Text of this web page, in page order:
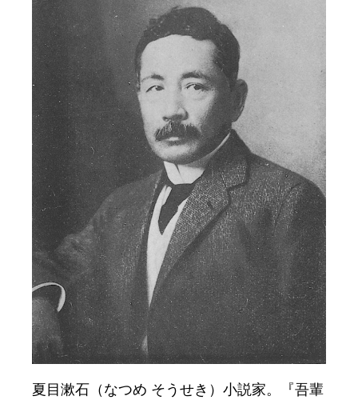
夏目漱石（なつめ そうせき）小説家。『吾輩